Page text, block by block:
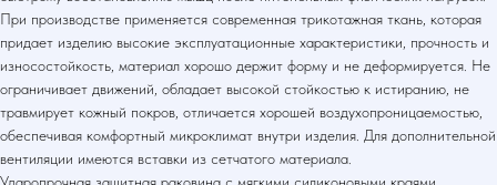
При производстве применяется современная трикотажная ткань, которая
придает изделию высокие эксплуатационные характеристики, прочность и
износостойкость, материал хорошо держит форму и не деформируется. Не
ограничивает движений, обладает высокой стойкостью к истиранию, не
травмирует кожный покров, отличается хорошей воздухопроницаемостью,
обеспечивая комфортный микроклимат внутри изделия. Для дополнительной
вентиляции имеются вставки из сетчатого материала.